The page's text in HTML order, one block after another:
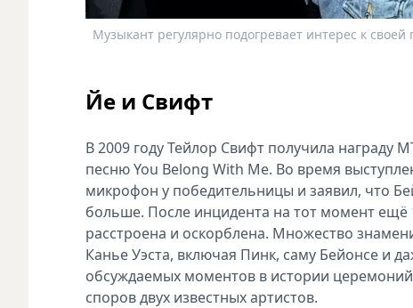
Музыкант регулярно подогревает интерес к
Йе и Свифт
В 2009 году Тейлор Свифт получила награду
песню You Belong With Me. Во время
микрофон у победительницы и заявил, что
больше. После инцидента на тот момент ещё
расстроена и оскорблена. Множество
Канье Уэста, включая Пинк, саму Бейонсе и
обсуждаемых моментов в истории
споров двух известных артистов.